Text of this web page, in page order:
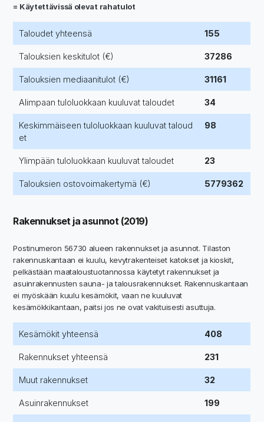
= Käytettävissä olevat rahatulot
Taloudet yhteensä 155
Talouksien keskitulot (€) 37286
Talouksien mediaanitulot (€) 31161
Alimpaan tuloluokkaan kuuluvat taloudet 34
Keskimmäiseen tuloluokkaan kuuluvat taloud
et
98
Ylimpään tuloluokkaan kuuluvat taloudet 23
Talouksien ostovoimakertymä (€) 5779362
Rakennukset ja asunnot (2019)
Postinumeron 56730 alueen rakennukset ja asunnot. Tilaston
rakennuskantaan ei kuulu, kevytrakenteiset katokset ja kioskit,
pelkästään maataloustuotannossa käytetyt rakennukset ja
asuinrakennusten sauna- ja talousrakennukset. Rakennuskantaan
ei myöskään kuulu kesämökit, vaan ne kuuluvat
kesämökkikantaan, paitsi jos ne ovat vakituisesti asuttuja.
Kesämökit yhteensä 408
Rakennukset yhteensä 231
Muut rakennukset 32
Asuinrakennukset 199